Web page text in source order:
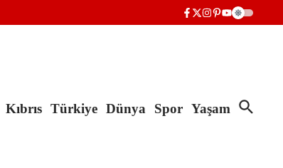
Kıbrıs Türkiye Dünya Spor Yaşam